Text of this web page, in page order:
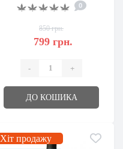
0
850 грн.
799 грн.
- +
ДО КОШИКА
Хіт продажу